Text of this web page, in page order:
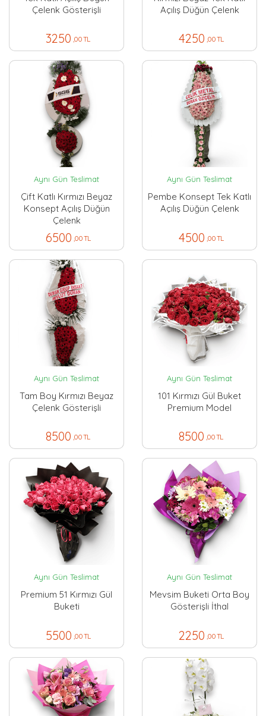
Çelenk Gösterişli
3250 ,00 TL
Açılış Düğün Çelenk
4250 ,00 TL
Aynı Gün Teslimat
Çift Katlı Kırmızı Beyaz
Konsept Açılış Düğün
Çelenk
6500 ,00 TL
Aynı Gün Teslimat
Pembe Konsept Tek Katlı
Açılış Düğün Çelenk
4500 ,00 TL
Aynı Gün Teslimat
Tam Boy Kırmızı Beyaz
Çelenk Gösterişli
8500 ,00 TL
Aynı Gün Teslimat
101 Kırmızı Gül Buket
Premium Model
8500 ,00 TL
Aynı Gün Teslimat
Premium 51 Kırmızı Gül
Buketi
5500 ,00 TL
Aynı Gün Teslimat
Mevsim Buketi Orta Boy
Gösterişli İthal
2250 ,00 TL